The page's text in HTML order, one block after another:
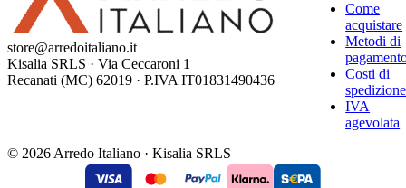
store@arredoitaliano.it
Kisalia SRLS · Via Ceccaroni 1
Recanati (MC) 62019 · P.IVA IT01831490436
Come
acquistare
Metodi di
Costi di
spedizione
IVA
agevolata
© 2026 Arredo Italiano · Kisalia SRLS